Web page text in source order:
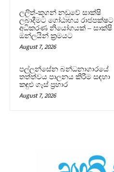
ලලිත්-කූගන් නඩුවේ සාක්ෂි
ලබාදීමට ගෝඨාභය රාජපක්ෂට
අධිකරණ නියෝගයක් – සාක්ෂි
ඔන්ලයින් ක්‍රමයට
August 7, 2026
පල්ලන්සේන බන්ධනාගාරයේ
තත්ත්වය පාලනය කිරීම සඳහා
කඳුළු ගෑස් ප්‍රහාර
August 7, 2026